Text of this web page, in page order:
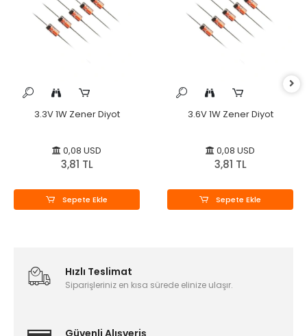
3.3V 1W Zener Diyot
0,08 USD
3,81 TL
Sepete Ekle
3.6V 1W Zener Diyot
0,08 USD
3,81 TL
Sepete Ekle
Hızlı Teslimat
Siparişleriniz en kısa sürede elinize ulaşır.